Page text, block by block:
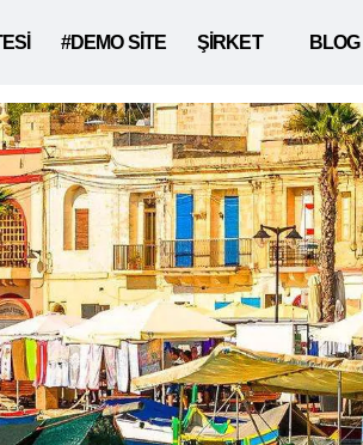
#DEMO SİTE ŞİRKET BLOG